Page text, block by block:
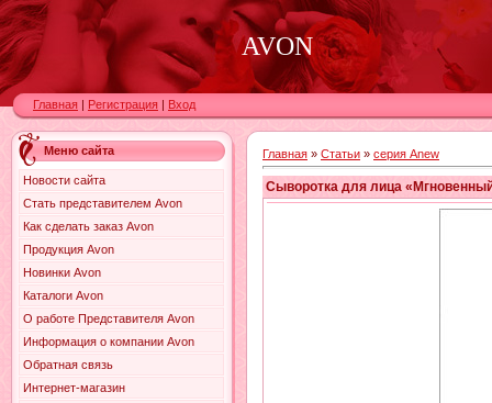
AVON
Главная | Регистрация | Вход
Меню сайта
Новости сайта
Стать представителем Avon
Как сделать заказ Avon
Продукция Avon
Новинки Avon
Каталоги Avon
О работе Представителя Avon
Информация о компании Avon
Обратная связь
Интернет-магазин
Главная » Статьи » серия Anew
Сыворотка для лица